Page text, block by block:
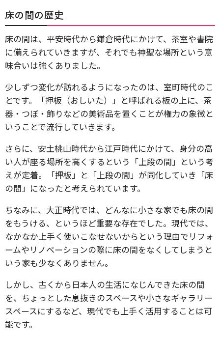
床の間の歴史
床の間は、平安時代から鎌倉時代にかけて、茶室や書院
に備えられていきますが、それでも神聖な場所という意
味合いは強くありました。
少しずつ変化が訪れるようになったのは、室町時代のこ
とです。「押板（おしいた）」と呼ばれる板の上に、茶
器・つぼ・飾りなどの美術品を置くことが権力の象徴と
いうことで流行していきます。
さらに、安土桃山時代から江戸時代にかけて、身分の高
い人が座る場所を高くするという「上段の間」という考
えが定着。「押板」と「上段の間」が同化していき「床
の間」になったと考えられています。
ちなみに、大正時代では、どんなに小さな家でも床の間
をもうける、というほど重要な存在でした。現代では、
なかなか上手く使いこなせないからという理由でリフォ
ームやリノベーションの際に床の間をなくしてしまうと
いう家も少なくありません。
しかし、古くから日本人の生活になじんできた床の間
を、ちょっとした息抜きのスペースや小さなギャラリー
スペースにするなど、現代でも上手く活用することは可
能です。